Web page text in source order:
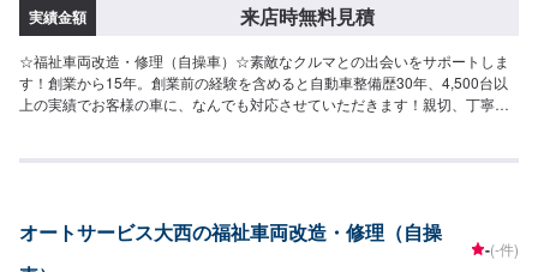
実績金額 来店時無料見積
☆福祉車両改造・修理（自操車）☆素敵なクルマとの出会いをサポートしま
す！創業から15年。創業前の経験を含めると自動車整備歴30年、4,500台以
上の実績でお客様の車に、なんでも対応させていただきます！親切、丁寧、
にご納得いただければ作業開始【4】仕上がり次第納車☆代車について☆修理
曜日、祝日営業時間：9:00~19:00
オートサービス大西の福祉車両改造・修理（自操
-(-件)